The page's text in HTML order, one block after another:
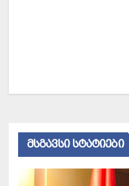
ᲛᲡᲒᲐᲕᲡᲘ ᲡᲢᲐᲢᲘᲔᲑᲘ